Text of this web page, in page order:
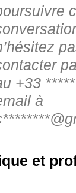
+33
à
et